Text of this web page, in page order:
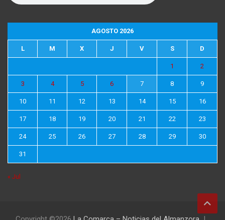
AGOSTO 2026
L M X J V S D
1 2
3 4 5 6 7 8 9
10 11 12 13 14 15 16
17 18 19 20 21 22 23
24 25 26 27 28 29 30
31
« Jul